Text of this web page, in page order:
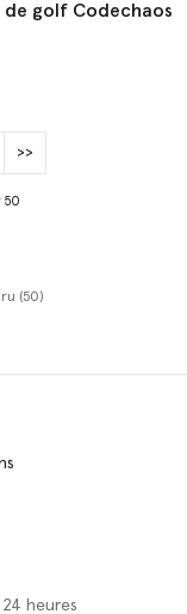
de golf Codechaos
>>
50
(50)
heures